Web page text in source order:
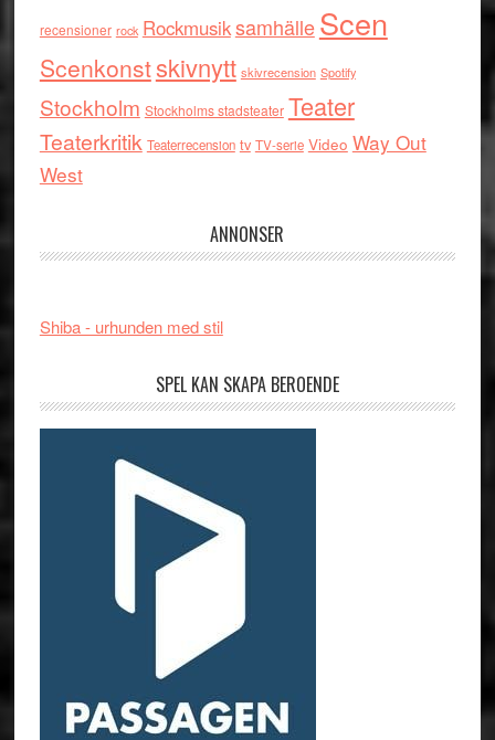
recensioner rock RockmusiksamhälleScen
Scenkonstskivnytt skivrecension Spotify
Stockholm Stockholms stadsteater Teater
Teaterkritik Teaterrecension tv TV-serie Video Way Out
West
ANNONSER
Shiba - urhunden med stil
SPEL KAN SKAPA BEROENDE